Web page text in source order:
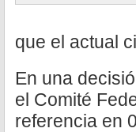
que el actual
En una
el Comité
referencia en